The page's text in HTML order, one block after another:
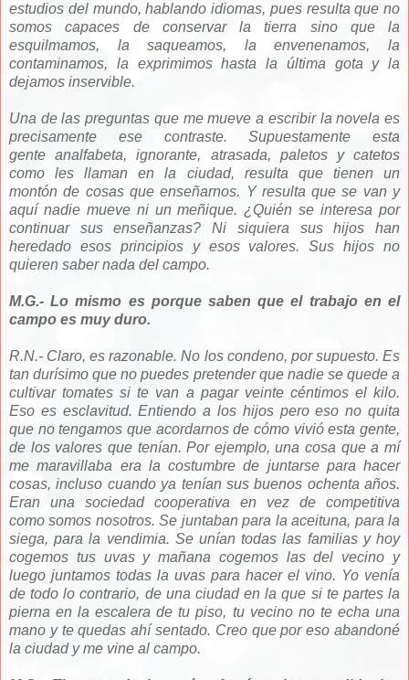
estudios del mundo, hablando idiomas, pues resulta que no
somos capaces de conservar la tierra sino que la
esquilmamos, la saqueamos, la envenenamos, la
contaminamos, la exprimimos hasta la última gota y la
dejamos inservible.
Una de las preguntas que me mueve a escribir la novela es
precisamente ese contraste. Supuestamente esta
gente analfabeta, ignorante, atrasada, paletos y catetos
como les llaman en la ciudad, resulta que tienen un
montón de cosas que enseñarnos. Y resulta que se van y
aquí nadie mueve ni un meñique. ¿Quién se interesa por
continuar sus enseñanzas? Ni siquiera sus hijos han
heredado esos principios y esos valores. Sus hijos no
quieren saber nada del campo.
M.G.- Lo mismo es porque saben que el trabajo en el
campo es muy duro.
R.N.- Claro, es razonable. No los condeno, por supuesto. Es
tan durísimo que no puedes pretender que nadie se quede a
cultivar tomates si te van a pagar veinte céntimos el kilo.
Eso es esclavitud. Entiendo a los hijos pero eso no quita
que no tengamos que acordarnos de cómo vivió esta gente,
de los valores que tenían. Por ejemplo, una cosa que a mí
me maravillaba era la costumbre de juntarse para hacer
cosas, incluso cuando ya tenían sus buenos ochenta años.
Eran una sociedad cooperativa en vez de competitiva
como somos nosotros. Se juntaban para la aceituna, para la
siega, para la vendimia. Se unían todas las familias y hoy
cogemos tus uvas y mañana cogemos las del vecino y
luego juntamos todas la uvas para hacer el vino. Yo venía
de todo lo contrario, de una ciudad en la que si te partes la
pierna en la escalera de tu piso, tu vecino no te echa una
mano y te quedas ahí sentado. Creo que por eso abandoné
la ciudad y me vine al campo.